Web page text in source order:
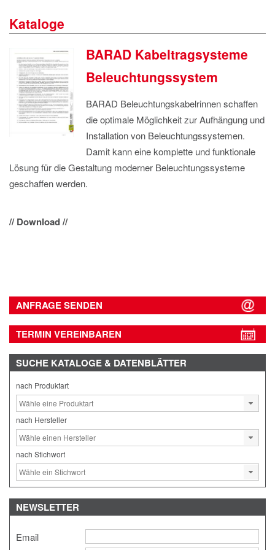
DATENSCHUTZ
Kataloge
BARAD Kabeltragsysteme
Beleuchtungssystem
BARAD Beleuchtungskabelrinnen schaffen
die optimale Möglichkeit zur Aufhängung und
Installation von Beleuchtungssystemen.
Damit kann eine komplette und funktionale
Lösung für die Gestaltung moderner Beleuchtungssysteme
geschaffen werden.
// Download //
ANFRAGE SENDEN
TERMIN VEREINBAREN
SUCHE KATALOGE & DATENBLÄTTER
nach Produktart
nach Hersteller
nach Stichwort
NEWSLETTER
Email